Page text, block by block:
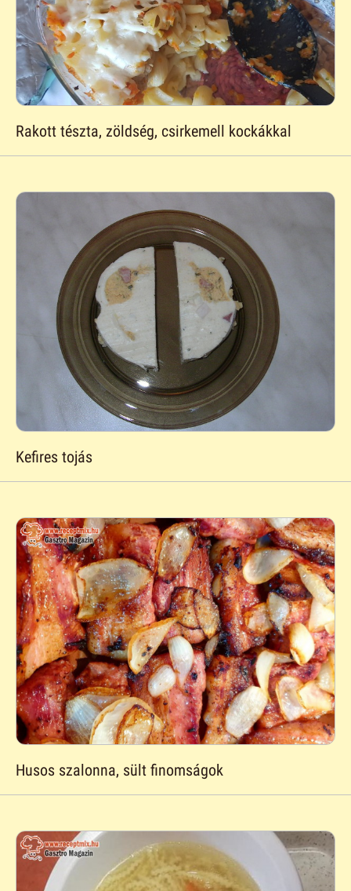
Rakott tészta, zöldség, csirkemell kockákkal
Kefires tojás
Husos szalonna, sült finomságok